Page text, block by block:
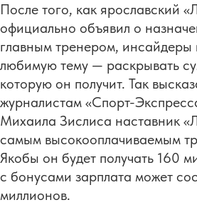
После того, как ярославский
официально объявил о
главным тренером, инсайдеры
любимую тему — раскрывать
которую он получит. Так
журналистам «Спорт-
Михаила Зислиса наставник
самым высокооплачиваемым
Якобы он будет получать 160
с бонусами зарплата может
миллионов.